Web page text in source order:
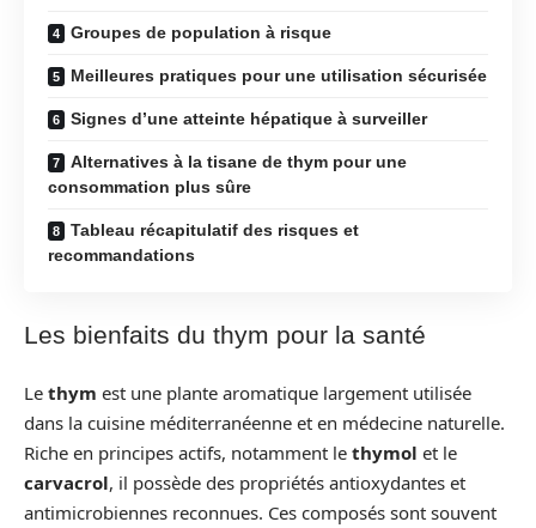
Groupes de population à risque
Meilleures pratiques pour une utilisation sécurisée
Signes d’une atteinte hépatique à surveiller
Alternatives à la tisane de thym pour une
consommation plus sûre
Tableau récapitulatif des risques et
recommandations
Les bienfaits du thym pour la santé
Le thym est une plante aromatique largement utilisée
dans la cuisine méditerranéenne et en médecine naturelle.
Riche en principes actifs, notamment le thymol et le
carvacrol, il possède des propriétés antioxydantes et
antimicrobiennes reconnues. Ces composés sont souvent